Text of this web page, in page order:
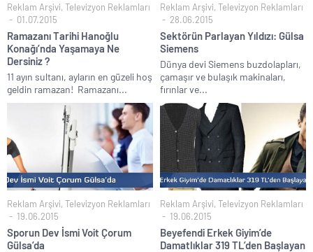
Reklam Arşivi, Televizyon Reklamları
01.07.2015
Ramazanı Tarihi Hanoğlu
Konağı’nda Yaşamaya Ne
Dersiniz ?
11 ayın sultanı, ayların en güzeli hoş
geldin ramazan! Ramazanı...
Reklam Arşivi, Televizyon Reklamları
28.06.2015
Sektörün Parlayan Yıldızı: Gülsa
Siemens
Dünya devi Siemens buzdolapları,
çamaşır ve bulaşık makinaları,
fırınlar ve...
Reklam Arşivi, Televizyon Reklamları
19.06.2015
Sporun Dev İsmi Voit Çorum
Gülsa’da
Reklam Arşivi, Televizyon Reklamları
19.06.2015
Beyefendi Erkek Giyim’de
Damatlıklar 319 TL’den Başlayan